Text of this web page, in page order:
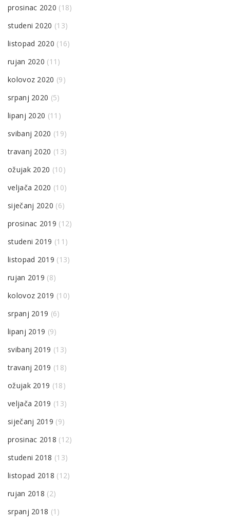
prosinac 2020 (18)
studeni 2020 (13)
listopad 2020 (16)
rujan 2020 (11)
kolovoz 2020 (9)
srpanj 2020 (5)
lipanj 2020 (11)
svibanj 2020 (19)
travanj 2020 (13)
ožujak 2020 (10)
veljača 2020 (10)
siječanj 2020 (6)
prosinac 2019 (12)
studeni 2019 (11)
listopad 2019 (13)
rujan 2019 (8)
kolovoz 2019 (10)
srpanj 2019 (6)
lipanj 2019 (9)
svibanj 2019 (13)
travanj 2019 (18)
ožujak 2019 (18)
veljača 2019 (13)
siječanj 2019 (9)
prosinac 2018 (12)
studeni 2018 (13)
listopad 2018 (12)
rujan 2018 (2)
srpanj 2018 (1)